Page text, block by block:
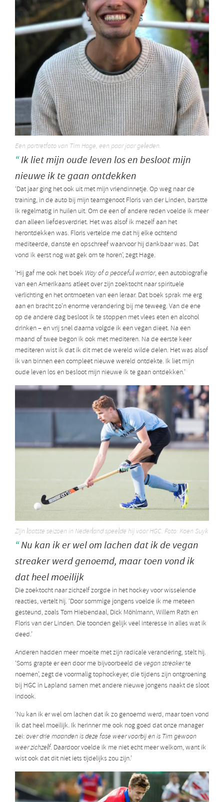
Een portretfoto van Tim Hage, een paar jaar geleden.
Ik liet mijn oude leven los en besloot mijn
nieuwe ik te gaan ontdekken
‘Dat jaar ging het ook uit met mijn vriendinnetje. Op weg naar de
training, in de auto bij mijn teamgenoot Floris van der Linden, barstte
ik regelmatig in huilen uit. Om de een of andere reden voelde ik meer
dan alleen liefdesverdriet. Het was alsof ik mezelf aan het
herontdekken was. Floris vertelde me dat hij elke ochtend
mediteerde, danste en opschreef waarvoor hij dankbaar was. Dat
vond ik eerst nog wat gek om te horen’, zegt Hage.
‘Hij gaf me ook het boek Way of a peaceful warrior, een autobiografie
van een Amerikaans atleet over zijn zoektocht naar spirituele
verlichting en het ontmoeten van een leraar. Dat boek sprak me erg
aan en bracht zo’n enorme verandering bij me teweeg. Van de ene
op de andere dag besloot ik te stoppen met vlees eten en alcohol
drinken – en vrij snel daarna volgde ik een vegan dieet. Na een
maand of twee begon ik ook met mediteren. Na de eerste keer
mediteren wist ik dat ik dit met de wereld wilde delen. Het was alsof
ik van binnen een compleet nieuwe wereld ontdekte. Ik liet mijn
oude leven los en besloot mijn nieuwe ik te gaan ontdekken.’
Zijn laatste seizoen in Nederland speelde hij voor HGC. Foto: Koen Suyk
Nu kan ik er wel om lachen dat ik de vegan
streaker werd genoemd, maar toen vond ik
dat heel moeilijk
Die zoektocht naar zichzelf zorgde in het hockey voor wisselende
reacties, vertelt hij. ‘Door sommige jongens voelde ik me meteen
gesteund, zoals Tom Hiebendaal, Dick Möhlmann, Willem Rath en
Floris van der Linden. Die toonden gelijk veel interesse in alles wat ik
deed.’
Anderen hadden meer moeite met zijn radicale verandering, stelt hij.
‘Soms grapte er een door me bijvoorbeeld devegan streakerte
noemen’, zegt de voormalig tophockeyer, die tijdens zijn ontgroening
bij HGC in Lapland samen met andere nieuwe jongens naakt de sloot
indook.
‘Nu kan ik er wel om lachen dat ik zo genoemd werd, maar toen vond
ik dat heel moeilijk. Ik herinner me ook nog goed dat onze manager
zei: over drie maanden is deze fase weer voorbij en is Tim gewoon
weer zichzelf. Daardoor voelde ik me niet echt meer welkom, want ik
wist ook dat dit niet iets tijdelijks zou zijn.’